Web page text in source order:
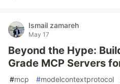
Ismail zamareh
May 17
Beyond the Hype:
Grade MCP Servers
#mcp #modelcontextprotocol